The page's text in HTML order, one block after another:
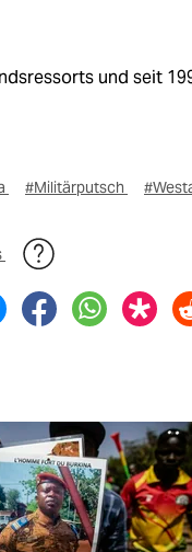
und seit
#Militärputsch